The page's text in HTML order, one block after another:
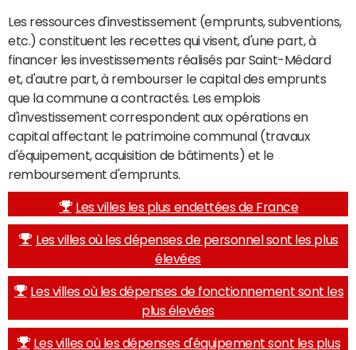
Les ressources d'investissement (emprunts, subventions,
etc.) constituent les recettes qui visent, d'une part, à
financer les investissements réalisés par Saint-Médard
et, d'autre part, à rembourser le capital des emprunts
que la commune a contractés. Les emplois
d'investissement correspondent aux opérations en
capital affectant le patrimoine communal (travaux
d'équipement, acquisition de bâtiments) et le
remboursement d'emprunts.
Les villes les plus endettées de France
Les villes où les dépenses de personnel sont les plus
élevées
Les villes où les dépenses de fonctionnement sont les
plus élevées
Les villes où les dépenses d'équipement sont les plus